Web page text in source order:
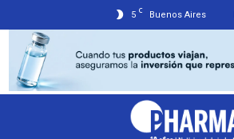
5 C Buenos Aires